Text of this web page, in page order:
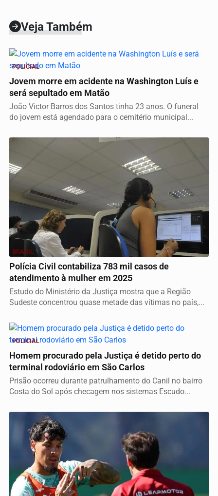
Veja Também
POLICIAL
Jovem morre em acidente na Washington Luís e
será sepultado em Matão
João Victor Barros dos Santos tinha 23 anos. O funeral
do jovem está agendado para o cemitério municipal...
BRASIL
Polícia Civil contabiliza 783 mil casos de
atendimento à mulher em 2025
Estudo do Ministério da Justiça mostra que a Região
Sudeste concentrou quase metade das vítimas no país,...
POLICIAL
Homem procurado pela Justiça é detido perto do
terminal rodoviário em São Carlos
Prisão ocorreu durante patrulhamento do Canil no bairro
Costa do Sol após checagem nos sistemas Escudo...